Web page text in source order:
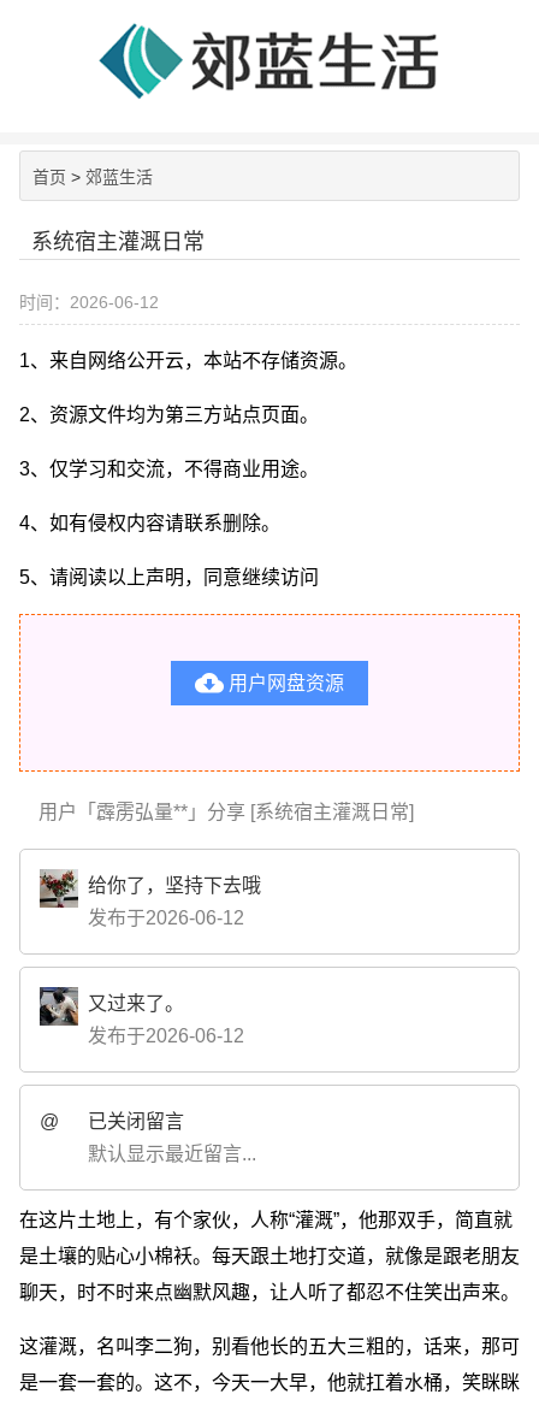
首页 > 郊蓝生活
系统宿主灌溉日常
时间：2026-06-12
1、来自网络公开云，本站不存储资源。
2、资源文件均为第三方站点页面。
3、仅学习和交流，不得商业用途。
4、如有侵权内容请联系删除。
5、请阅读以上声明，同意继续访问
 用户网盘资源
用户「霹雳弘量**」分享 [系统宿主灌溉日常]
给你了，坚持下去哦
发布于2026-06-12
又过来了。
发布于2026-06-12
@
已关闭留言
默认显示最近留言...
在这片土地上，有个家伙，人称“灌溉”，他那双手，简直就
是土壤的贴心小棉袄。每天跟土地打交道，就像是跟老朋友
聊天，时不时来点幽默风趣，让人听了都忍不住笑出声来。
这灌溉，名叫李二狗，别看他长的五大三粗的，话来，那可
是一套一套的。这不，今天一大早，他就扛着水桶，笑眯眯